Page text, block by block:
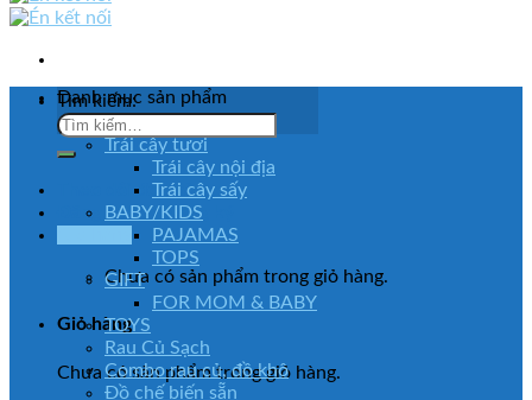
Tìm kiếm:
Theo dõi đơn hàng
Đăng nhập / Đăng ký
Chưa có sản phẩm trong giỏ hàng.
Giỏ hàng
Chưa có sản phẩm trong giỏ hàng.
Danh mục sản phẩm
Trái cây tươi
Trái cây nội địa
Trái cây sấy
BABY/KIDS
PAJAMAS
TOPS
GIFT
FOR MOM & BABY
TOYS
Rau Củ Sạch
Combo rau củ, đồ khô
Đồ chế biến sẵn